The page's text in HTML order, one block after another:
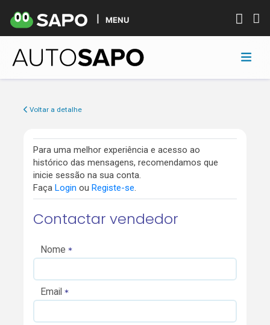
MENU
Voltar a detalhe
Para uma melhor experiência e acesso ao
histórico das mensagens, recomendamos que
inicie sessão na sua conta.
Faça Login ou Registe-se.
Contactar vendedor
Nome
Email